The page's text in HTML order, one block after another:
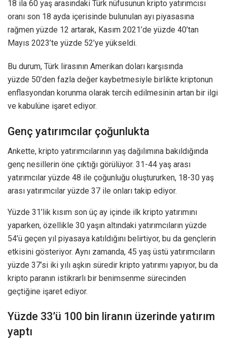
18 ila 60 yaş arasındaki Türk nüfusunun kripto yatırımcısı
oranı son 18 ayda içerisinde bulunulan ayı piyasasına
rağmen yüzde 12 artarak, Kasım 2021’de yüzde 40’tan
Mayıs 2023’te yüzde 52’ye yükseldi.
Bu durum, Türk lirasının Amerikan doları karşısında
yüzde 50’den fazla değer kaybetmesiyle birlikte kriptonun
enflasyondan korunma olarak tercih edilmesinin artan bir ilgi
ve kabulüne işaret ediyor.
Genç yatırımcılar çoğunlukta
Ankette, kripto yatırımcılarının yaş dağılımına bakıldığında
genç nesillerin öne çıktığı görülüyor. 31-44 yaş arası
yatırımcılar yüzde 48 ile çoğunluğu oluştururken, 18-30 yaş
arası yatırımcılar yüzde 37 ile onları takip ediyor.
Yüzde 31’lik kısım son üç ay içinde ilk kripto yatırımını
yaparken, özellikle 30 yaşın altındaki yatırımcıların yüzde
54’ü geçen yıl piyasaya katıldığını belirtiyor, bu da gençlerin
etkisini gösteriyor. Aynı zamanda, 45 yaş üstü yatırımcıların
yüzde 37’si iki yılı aşkın süredir kripto yatırımı yapıyor, bu da
kripto paranın istikrarlı bir benimsenme sürecinden
geçtiğine işaret ediyor.
Yüzde 33’ü 100 bin liranın üzerinde yatırım
yaptı